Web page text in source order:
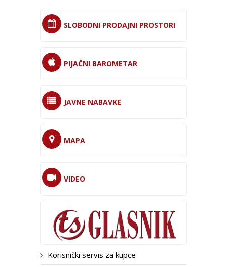
SLOBODNI PRODAJNI PROSTORI
PIJAČNI BAROMETAR
JAVNE NABAVKE
MAPA
VIDEO
Korisnički servis za kupce